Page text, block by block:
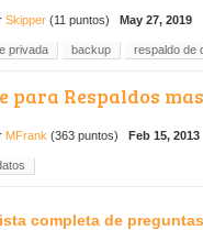
Skipper (11 puntos) May 27, 2019
privada backup respaldo de
para Respaldos
MFrank (363 puntos) Feb 15, 2013
completa de preguntas